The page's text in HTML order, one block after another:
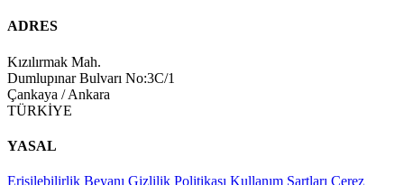
ADRES
Kızılırmak Mah.
Dumlupınar Bulvarı No:3C/1
Çankaya / Ankara
TÜRKİYE
YASAL
Erişilebilirlik Beyanı Gizlilik Politikası Kullanım Şartları Çerez